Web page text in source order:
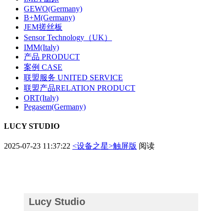
GEWO(Germany)
B+M(Germany)
JEM搓丝板
Sensor Technology（UK）
IMM(Italy)
产品 PRODUCT
案例 CASE
联盟服务 UNITED SERVICE
联盟产品RELATION PRODUCT
ORT(Italy)
Pegasem(Germany)
LUCY STUDIO
2025-07-23 11:37:22 <设备之星>触屏版 阅读
Lucy Studio